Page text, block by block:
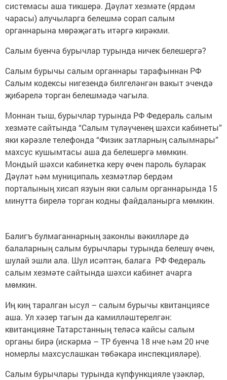
системасы аша тикшерә. Дәүләт хезмәте (ярдәм
чарасы) алучыларга белешмә сорап салым
органнарына мөрәҗәгать итәргә кирәкми.
Салым буенча бурычлар турында ничек белешергә?
Салым бурычы салым органнары тарафыннан РФ
Салым кодексы нигезендә билгеләнгән вакыт эчендә
җибәрелә торган белешмәдә чагыла.
Моннан тыш, бурычлар турында РФ Федераль салым
хезмәте сайтында “Салым түләүченең шәхси кабинеты”
яки кәрәзле телефонда “Физик затларның салымнары”
махсус кушымтасы аша да белешергә мөмкин.
Мондый шәхси кабинетка керү өчен пароль буларак
Дәүләт һәм муниципаль хезмәтләр бердәм
порталының хисап язуын яки салым органнарында 15
минутта бирелә торган кодны файдаланырга мөмкин.
Балигъ булмаганнарның законлы вәкилләре дә
балаларның салым бурычлары турында белешү өчен,
шулай эшли ала. Шул исәптән, балага РФ Федераль
салым хезмәте сайтында шәхси кабинет ачарга
мөмкин.
Иң киң таралган ысул – салым бурычы квитанциясе
аша. Ул хәзер тагын да камилләштерелгән:
квитанцияне Татарстанның теләсә кайсы салым
органы бирә (искәрмә – ТР буенча 18 нче һәм 20 нче
номерлы махсуслашкан төбәкара инспекцияләре).
Салым бурычлары турында күпфункцияле үзәкләр,